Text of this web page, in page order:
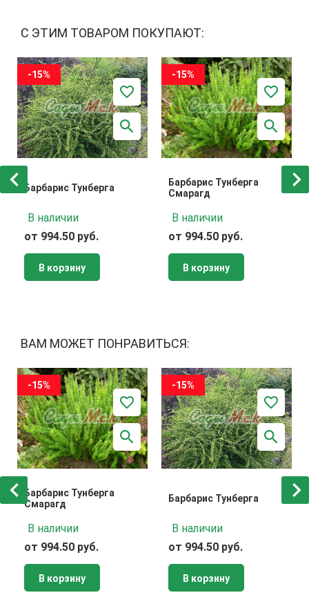
С ЭТИМ ТОВАРОМ ПОКУПАЮТ:
-15%
Барбарис Тунберга
В наличии
от 994.50 руб.
В корзину
-15%
Барбарис Тунберга
Смарагд
В наличии
от 994.50 руб.
В корзину
ВАМ МОЖЕТ ПОНРАВИТЬСЯ:
-15%
Барбарис Тунберга
Смарагд
В наличии
от 994.50 руб.
В корзину
-15%
Барбарис Тунберга
В наличии
от 994.50 руб.
В корзину